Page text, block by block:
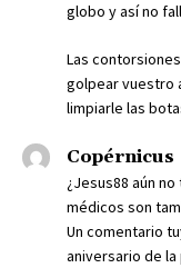
globo y así no
Las
golpear vuestro
limpiarle las
Copérnicus
¿Jesus88 aún
médicos son
Un comentario
aniversario de